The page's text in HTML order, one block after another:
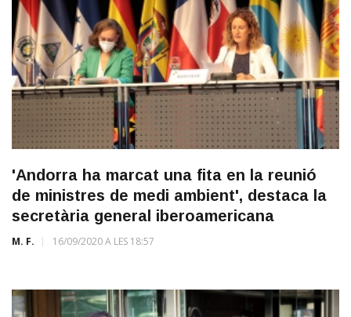
'Andorra ha marcat una fita en la reunió
de ministres de medi ambient', destaca la
secretària general iberoamericana
M. F. 16/09/2020 A LES 18:57